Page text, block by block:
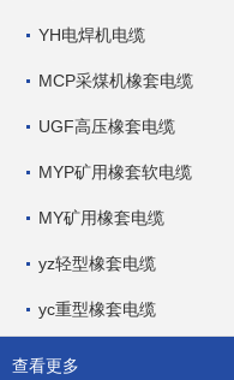
YH电焊机电缆
MCP采煤机橡套电缆
UGF高压橡套电缆
MYP矿用橡套软电缆
MY矿用橡套电缆
yz轻型橡套电缆
yc重型橡套电缆
查看更多